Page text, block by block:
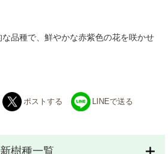
品種で、鮮やかな赤紫色の花を咲かせ
ポストする LINEで送る
新樹種一覧